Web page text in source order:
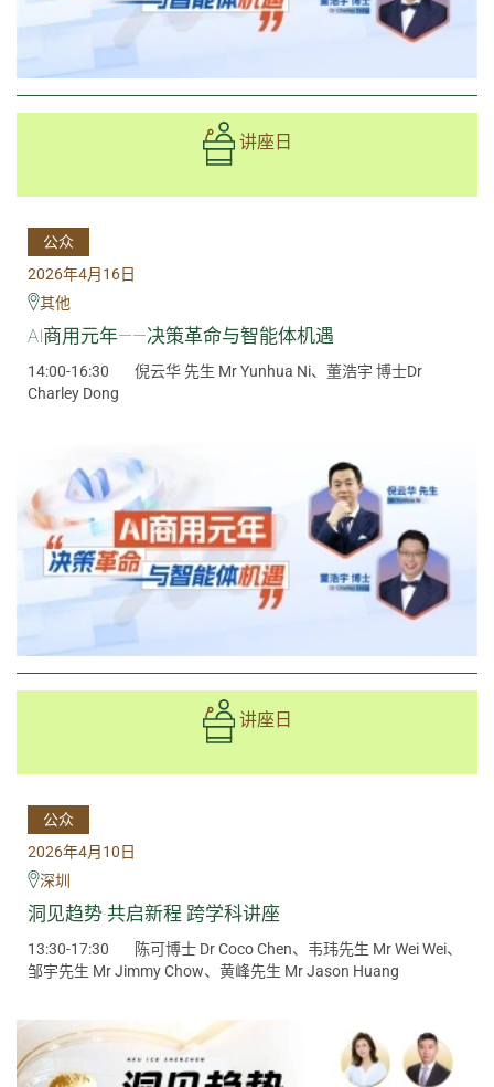
讲座日
公众
2026年4月16日
其他
AI商用元年——决策革命与智能体机遇
14:00-16:30
倪云华 先生 Mr Yunhua Ni、董浩宇 博士Dr
Charley Dong
讲座日
公众
2026年4月10日
深圳
洞见趋势·共启新程 跨学科讲座
13:30-17:30
陈可博士 Dr Coco Chen、韦玮先生 Mr Wei Wei、
邹宇先生 Mr Jimmy Chow、黄峰先生 Mr Jason Huang